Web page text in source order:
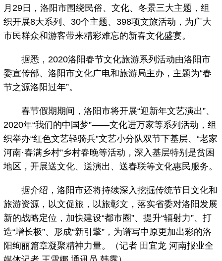
月29日，洛阳市围绕民俗、文化、冬景三大主题，组
织开展8大系列、30个主题、398项文旅活动，为广大
市民群众和游客带来精彩难忘的新春文化盛宴。
据悉，2020洛阳春节文化旅游系列活动由洛阳市
委宣传部、洛阳市文化广电和旅游局主办，主题为“春
节之源洛阳过年”。
春节假期期间，洛阳市将开展“迎新年文艺演出”、
2020年“我们的中国梦”——文化进万家等系列活动，组
织举办“红色文艺轻骑兵”文艺小分队双节下基层、“老家
河南·春满乡村”乡村春晚等活动，深入基层特别是贫困
地区，开展送文化、送演出、送春联等文化惠民服务。
据介绍，洛阳市还将持续深入挖掘传统节日文化和
旅游资源，以文促旅，以旅彰文，落实省委对洛阳发展
新的战略定位，加快建设“都市圈”、提升“辐射力”、打
造“增长极”、形成“新引擎”，为谱写中原更加出彩的洛
阳绚丽篇章凝聚精神力量。（记者 田宜龙 河南报业全